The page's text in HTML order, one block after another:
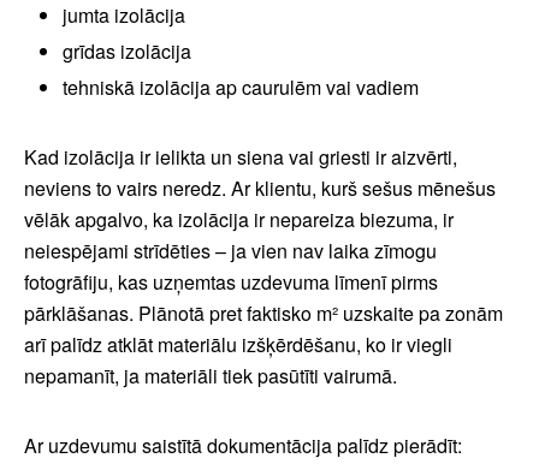
jumta izolācija
grīdas izolācija
tehniskā izolācija ap caurulēm vai vadiem
Kad izolācija ir ielikta un siena vai griesti ir aizvērti,
neviens to vairs neredz. Ar klientu, kurš sešus mēnešus
vēlāk apgalvo, ka izolācija ir nepareiza biezuma, ir
neiespējami strīdēties – ja vien nav laika zīmogu
fotogrāfiju, kas uzņemtas uzdevuma līmenī pirms
pārklāšanas. Plānotā pret faktisko m² uzskaite pa zonām
arī palīdz atklāt materiālu izšķērdēšanu, ko ir viegli
nepamanīt, ja materiāli tiek pasūtīti vairumā.
Ar uzdevumu saistītā dokumentācija palīdz pierādīt: